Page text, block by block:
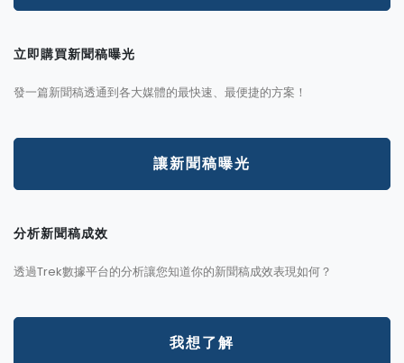
立即購買新聞稿曝光
發一篇新聞稿透通到各大媒體的最快速、最便捷的方案！
讓新聞稿曝光
分析新聞稿成效
透過Trek數據平台的分析讓您知道你的新聞稿成效表現如何？
我想了解